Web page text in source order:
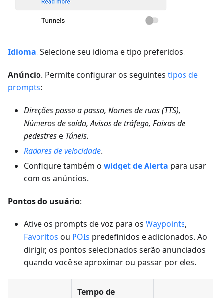
Idioma. Selecione seu idioma e tipo preferidos.
Anúncio. Permite configurar os seguintes tipos de
prompts:
Direções passo a passo, Nomes de ruas (TTS),
Números de saída, Avisos de tráfego, Faixas de
pedestrese Túneis.
Radares de velocidade.
Configure também o widget de Alerta para usar
com os anúncios.
Pontos do usuário:
Ative os prompts de voz para os Waypoints,
Favoritos ou POIs predefinidos e adicionados. Ao
dirigir, os pontos selecionados serão anunciados
quando você se aproximar ou passar por eles.
Tempo de